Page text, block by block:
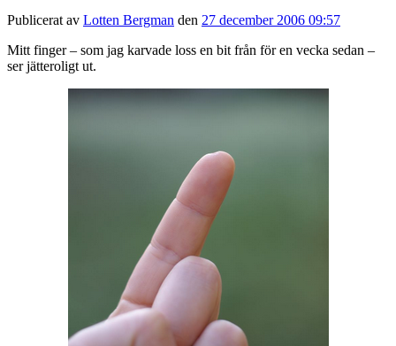
Publicerat av Lotten Bergman den 27 december 2006 09:57
Mitt finger – som jag karvade loss en bit från för en vecka sedan –
ser jätteroligt ut.